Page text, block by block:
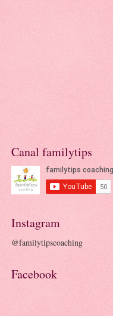
Canal familytips
Instagram
@familytipscoaching
Facebook